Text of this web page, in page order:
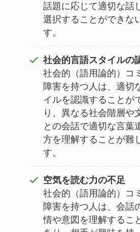
話題に応じて適切な話
選択することができな
す。
社会的言語スタイルの
社会的（語用論的）コ
障害を持つ人は、適切
イルを認識することが
り、異なる社会階層や
との会話で適切な言葉
方を理解することが難
す。
空気を読む力の不足
社会的（語用論的）コ
障害を持つ人は、会話
情や意図を理解するこ